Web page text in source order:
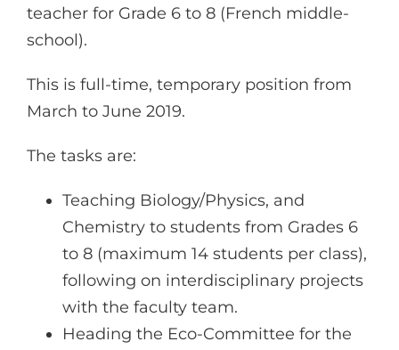
teacher for Grade 6 to 8 (French middle-
school).
This is full-time, temporary position from
March to June 2019.
The tasks are:
Teaching Biology/Physics, and
Chemistry to students from Grades 6
to 8 (maximum 14 students per class),
following on interdisciplinary projects
with the faculty team.
Heading the Eco-Committee for the